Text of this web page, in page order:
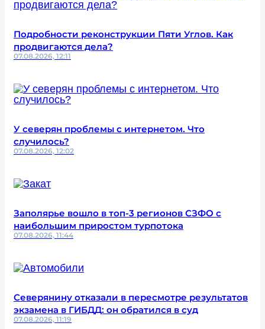
Подробности реконструкции Пяти Углов. Как
продвигаются дела?
07.08.2026, 12:11
У северян проблемы с интернетом. Что
случилось?
07.08.2026, 12:02
Заполярье вошло в топ-3 регионов СЗФО с
наибольшим приростом турпотока
07.08.2026, 11:44
Северянину отказали в пересмотре результатов
экзамена в ГИБДД: он обратился в суд
07.08.2026, 11:19